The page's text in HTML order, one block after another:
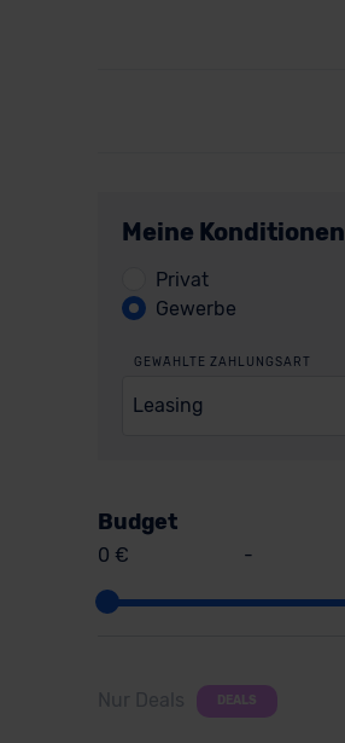
Meine Konditionen
Privat
Gewerbe
GEWÄHLTE ZAHLUNGSART
Leasing
Budget
0 € -
Nur Deals DEALS